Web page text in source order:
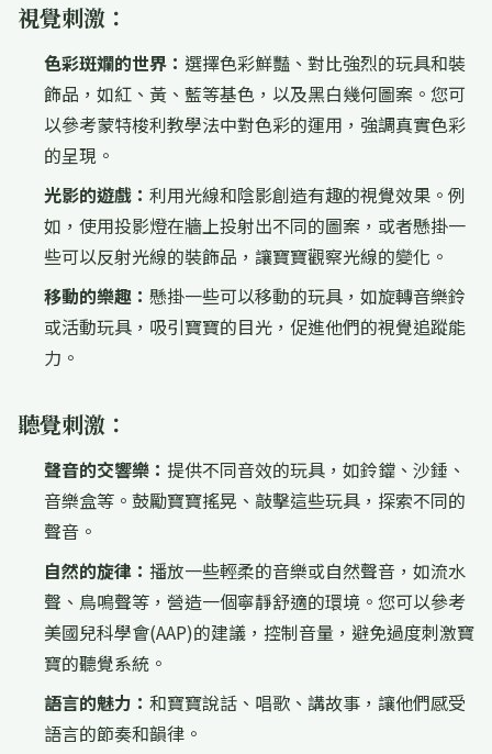
視覺刺激：
色彩斑斕的世界： 選擇色彩鮮豔、對比強烈的玩具和裝
飾品，如紅、黃、藍等基色，以及黑白幾何圖案。您可
以參考蒙特梭利教學法中對色彩的運用，強調真實色彩
的呈現。
光影的遊戲： 利用光線和陰影創造有趣的視覺效果。例
如，使用投影燈在牆上投射出不同的圖案，或者懸掛一
些可以反射光線的裝飾品，讓寶寶觀察光線的變化。
移動的樂趣： 懸掛一些可以移動的玩具，如旋轉音樂鈴
或活動玩具，吸引寶寶的目光，促進他們的視覺追蹤能
力。
聽覺刺激：
聲音的交響樂： 提供不同音效的玩具，如鈴鐺、沙錘、
音樂盒等。鼓勵寶寶搖晃、敲擊這些玩具，探索不同的
聲音。
自然的旋律： 播放一些輕柔的音樂或自然聲音，如流水
聲、鳥鳴聲等，營造一個寧靜舒適的環境。您可以參考
美國兒科學會(AAP)的建議，控制音量，避免過度刺激寶
寶的聽覺系統。
語言的魅力： 和寶寶說話、唱歌、講故事，讓他們感受
語言的節奏和韻律。